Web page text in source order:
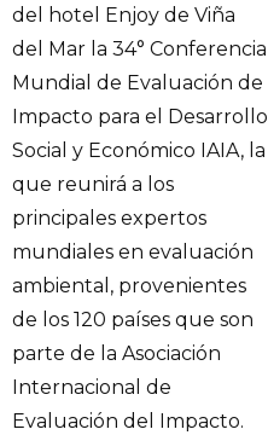
del hotel Enjoy de Viña
del Mar la 34° Conferencia
Mundial de Evaluación de
Impacto para el Desarrollo
Social y Económico IAIA, la
que reunirá a los
principales expertos
mundiales en evaluación
ambiental, provenientes
de los 120 países que son
parte de la Asociación
Internacional de
Evaluación del Impacto.